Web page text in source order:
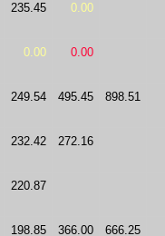
235.45 0.00
0.00 0.00
249.54 495.45 898.51
232.42 272.16
220.87
198.85 366.00 666.25